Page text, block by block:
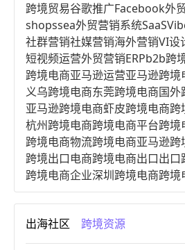
跨境贸易谷歌推广Facebook外
shopssea外贸营销系统SaaS
社群营销社媒营销海外营销VI设
短视频运营外贸营销ERPb2b跨
跨境电商亚马逊运营亚马逊跨境
义乌跨境电商东莞跨境电商国外
亚马逊跨境电商虾皮跨境电商跨
杭州跨境电商跨境电商平台跨境
跨境电商物流跨境电商亚马逊跨
跨境出口电商跨境电商出口出口
跨境电商企业深圳跨境电商跨境
进口跨境电商跨境电商服务广州
跨境电商市场跨境电商创业跨境
跨境电商开店跨境电商营销
跨境电商商品个人跨境电商跨境
出海社区 跨境资源